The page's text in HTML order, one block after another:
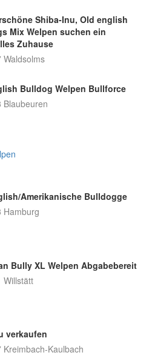
Shiba-Inu, Old english
Mix Welpen suchen ein
Zuhause
Bulldog Welpen Bullforce
Amerikanische Bulldogge
Bully XL Welpen Abgabebereit
verkaufen
Kaulbach